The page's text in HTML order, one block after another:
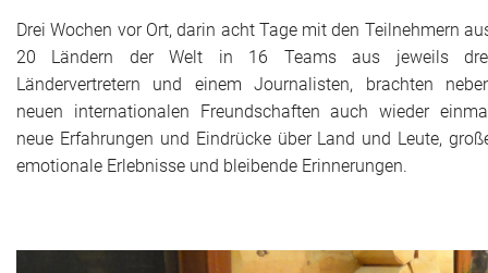
Peter's "on-the-road" Tipps
Sprüche
Ganz speziell
Drei Wochen vor Ort, darin acht Tage mit den Teilnehmern
20 Ländern der Welt in 16 Teams aus jeweils
Ländervertretern und einem Journalisten, brachten
neuen internationalen Freundschaften auch wieder
neue Erfahrungen und Eindrücke über Land und Leute,
emotionale Erlebnisse und bleibende Erinnerungen.